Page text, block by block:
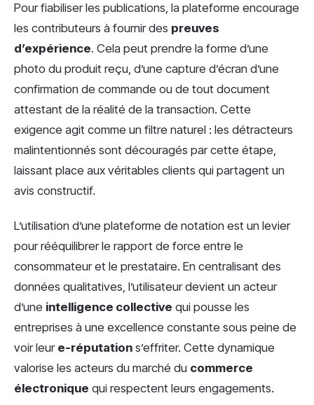
Pour fiabiliser les publications, la plateforme encourage
les contributeurs à fournir des preuves
d’expérience. Cela peut prendre la forme d’une
photo du produit reçu, d’une capture d’écran d’une
confirmation de commande ou de tout document
attestant de la réalité de la transaction. Cette
exigence agit comme un filtre naturel : les détracteurs
malintentionnés sont découragés par cette étape,
laissant place aux véritables clients qui partagent un
avis constructif.
L’utilisation d’une plateforme de notation est un levier
pour rééquilibrer le rapport de force entre le
consommateur et le prestataire. En centralisant des
données qualitatives, l’utilisateur devient un acteur
d’une intelligence collective qui pousse les
entreprises à une excellence constante sous peine de
voir leur e-réputation s’effriter. Cette dynamique
valorise les acteurs du marché du commerce
électronique qui respectent leurs engagements.